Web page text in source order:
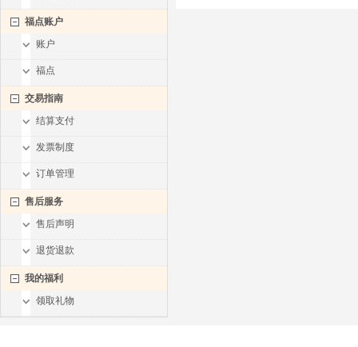
福点账户
账户
福点
交易指南
结算支付
发票制度
订单管理
售后服务
售后声明
退货退款
我的福利
领取礼物